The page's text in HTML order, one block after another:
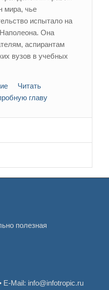
мира, чье
испытало на
Она
аспирантам
вузов в учебных
Читать
главу
полезная
E-Mail: info@infotropic.ru